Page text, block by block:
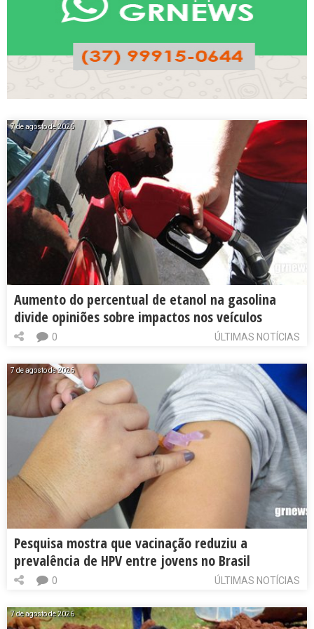
7 de agosto de 2026
Aumento do percentual de etanol na gasolina
divide opiniões sobre impactos nos veículos
ÚLTIMAS NOTÍCIAS
0
7 de agosto de 2026
Pesquisa mostra que vacinação reduziu a
prevalência de HPV entre jovens no Brasil
ÚLTIMAS NOTÍCIAS
0
7 de agosto de 2026